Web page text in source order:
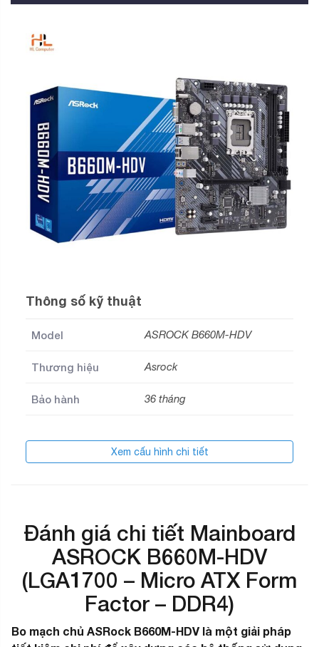
Thông số kỹ thuật
Model ASROCK B660M-HDV
Thương hiệu Asrock
Bảo hành 36 tháng
Xem cấu hình chi tiết
Đánh giá chi tiết Mainboard
ASROCK B660M-HDV
(LGA1700 – Micro ATX Form
Factor – DDR4)
Bo mạch chủ ASRock B660M-HDV là một giải pháp